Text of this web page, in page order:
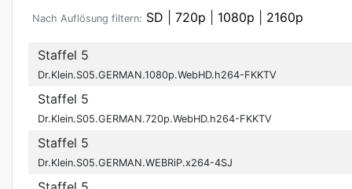
Nach Auflösung filtern: SD 720p 1080p 2160p
Staffel 5
Dr.Klein.S05.GERMAN.1080p.WebHD.h264-FKKTV
Staffel 5
Dr.Klein.S05.GERMAN.720p.WebHD.h264-FKKTV
Staffel 5
Dr.Klein.S05.GERMAN.WEBRiP.x264-4SJ